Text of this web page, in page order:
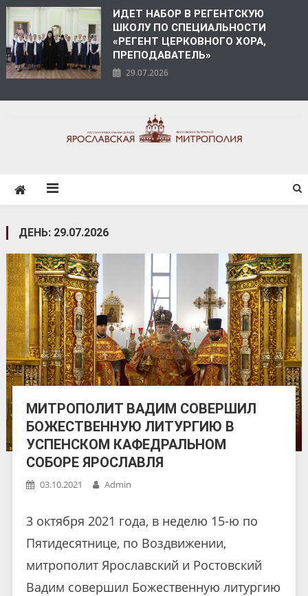
ИДЕТ НАБОР В РЕГЕНТСКУЮ
ШКОЛУ ПО СПЕЦИАЛЬНОСТИ
«РЕГЕНТ ЦЕРКОВНОГО ХОРА,
ПРЕПОДАВАТЕЛЬ»
29.07.2026
ДЕНЬ: 29.07.2026
МИТРОПОЛИТ ВАДИМ СОВЕРШИЛ
БОЖЕСТВЕННУЮ ЛИТУРГИЮ В
УСПЕНСКОМ КАФЕДРАЛЬНОМ
СОБОРЕ ЯРОСЛАВЛЯ
03.10.2021 Admin
3 октября 2021 года, в неделю 15-ю по
Пятидесятнице, по Воздвижении,
митрополит Ярославский и Ростовский
Вадим совершил Божественную литургию